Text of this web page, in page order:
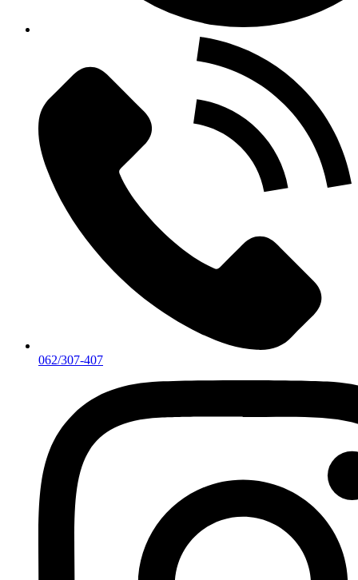
062/307-407